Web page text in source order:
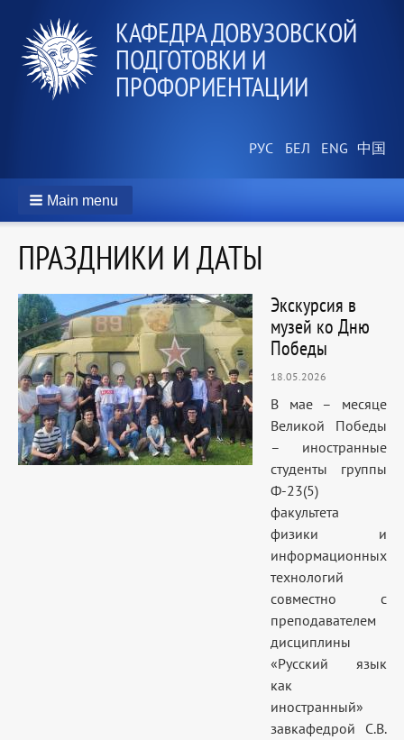
КАФЕДРА ДОВУЗОВСКОЙ
ПОДГОТОВКИ И
ПРОФОРИЕНТАЦИИ
Main menu
ПРАЗДНИКИ И ДАТЫ
Экскурсия в
музей ко Дню
Победы
18.05.2026
В мае – месяце
Великой Победы
– иностранные
студенты группы
Ф-23(5)
факультета
физики и
информационных
технологий
совместно с
преподавателем
дисциплины
«Русский язык
как
иностранный»
завкафедрой С.В.